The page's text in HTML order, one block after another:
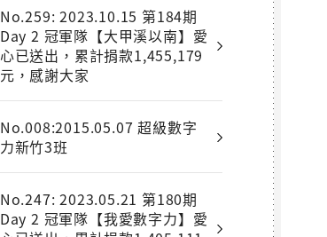
No.259: 2023.10.15 第184期
Day 2 冠軍隊【大甲溪以南】愛
心已送出，累計捐款1,455,179
元，感謝大家
No.008:2015.05.07 超級數字
力新竹3班
No.247: 2023.05.21 第180期
Day 2 冠軍隊【我愛數字力】愛